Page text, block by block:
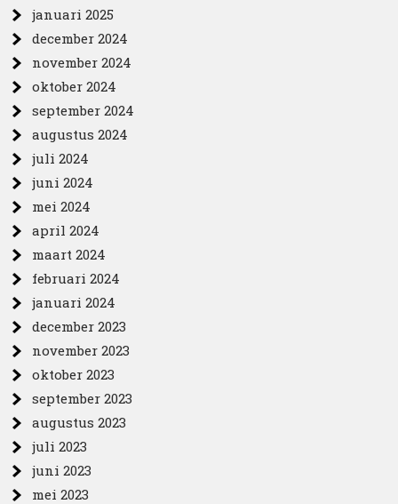
januari 2025
december 2024
november 2024
oktober 2024
september 2024
augustus 2024
juli 2024
juni 2024
mei 2024
april 2024
maart 2024
februari 2024
januari 2024
december 2023
november 2023
oktober 2023
september 2023
augustus 2023
juli 2023
juni 2023
mei 2023